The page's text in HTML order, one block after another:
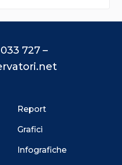
727 –
Report
Grafici
Infografiche